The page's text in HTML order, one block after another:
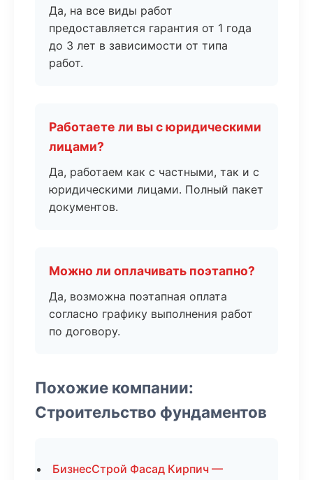
Да, на все виды работ
предоставляется гарантия от 1 года
до 3 лет в зависимости от типа
работ.
Работаете ли вы с юридическими
лицами?
Да, работаем как с частными, так и с
юридическими лицами. Полный пакет
документов.
Можно ли оплачивать поэтапно?
Да, возможна поэтапная оплата
согласно графику выполнения работ
по договору.
Похожие компании:
Строительство фундаментов
БизнесСтрой Фасад Кирпич —